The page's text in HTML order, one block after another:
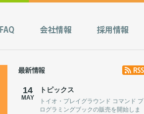
14
MAY
トピックス
トイオ・プレイグラウンド コマンド プ
ログラミングブックの販売を開始しま